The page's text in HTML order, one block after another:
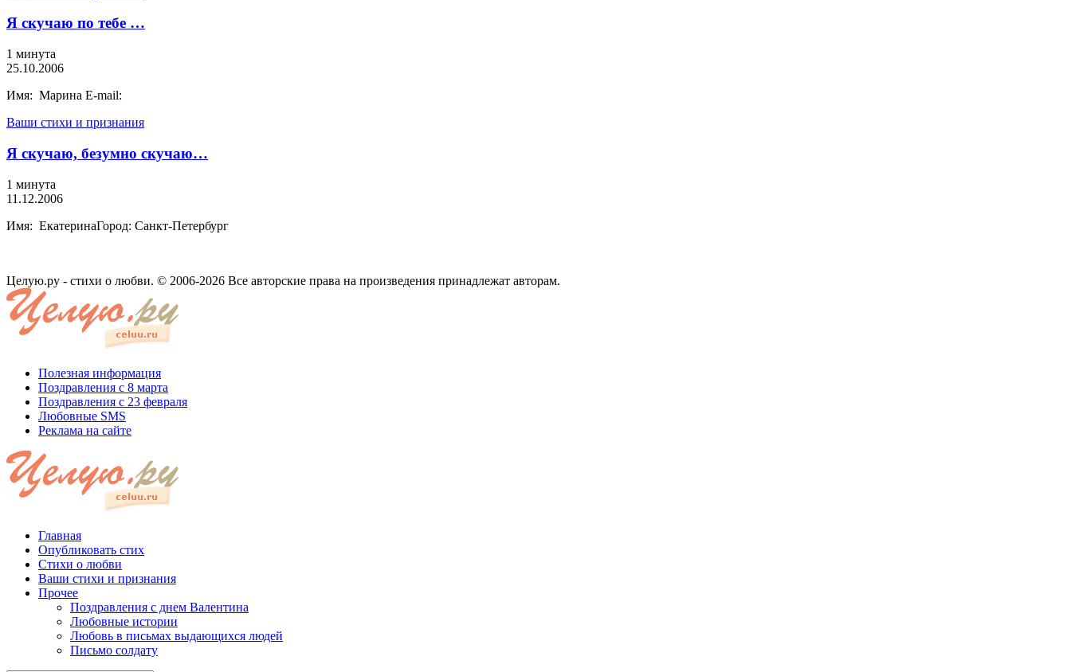
Я скучаю по тебе …
1 минута
25.10.2006
Имя: Марина E-mail:
Ваши стихи и признания
Я скучаю, безумно скучаю…
1 минута
11.12.2006
Имя: ЕкатеринаГород: Санкт-Петербург
Целую.ру - стихи о любви. © 2006-2026 Все авторские права на произведения принадлежат авторам.
Полезная информация
Поздравления с 8 марта
Поздравления с 23 февраля
Любовные SMS
Реклама на сайте
Главная
Опубликовать стих
Стихи о любви
Ваши стихи и признания
Прочее
Поздравления с днем Валентина
Любовные истории
Любовь в письмах выдающихся людей
Письмо солдату